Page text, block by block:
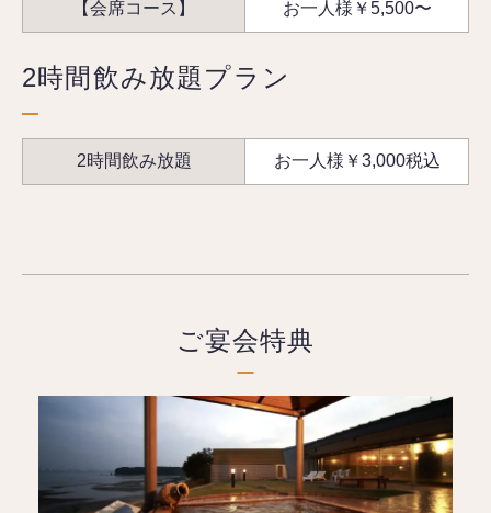
【会席コース】 お一人様￥5,500〜
2時間飲み放題プラン
2時間飲み放題 お一人様￥3,000税込
ご宴会特典